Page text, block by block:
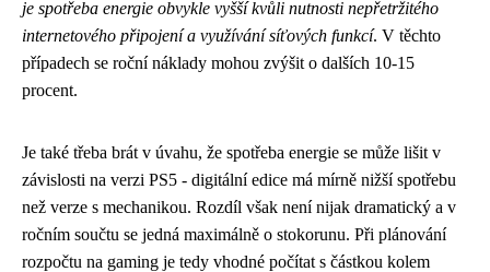
je spotřeba energie obvykle vyšší kvůli nutnosti nepřetržitého
internetového připojení a využívání síťových funkcí. V těchto
případech se roční náklady mohou zvýšit o dalších 10-15
procent.
Je také třeba brát v úvahu, že spotřeba energie se může lišit v
závislosti na verzi PS5 - digitální edice má mírně nižší spotřebu
než verze s mechanikou. Rozdíl však není nijak dramatický a v
ročním součtu se jedná maximálně o stokorunu. Při plánování
rozpočtu na gaming je tedy vhodné počítat s částkou kolem